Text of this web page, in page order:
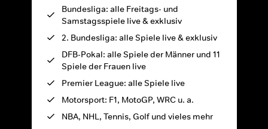
Bundesliga: alle Freitags- und
Samstagsspiele live & exklusiv
2. Bundesliga: alle Spiele live & exklusiv
DFB-Pokal: alle Spiele der Männer und 11
Spiele der Frauen live
Premier League: alle Spiele live
Motorsport: F1, MotoGP, WRC u. a.
NBA, NHL, Tennis, Golf und vieles mehr